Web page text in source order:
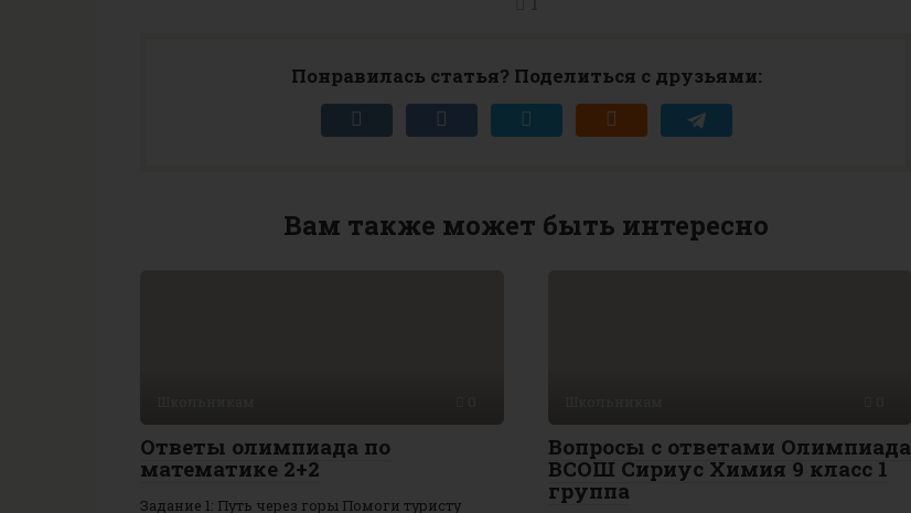
Понравилась статья? Поделиться с друзьями:
Вам также может быть интересно
Ответы олимпиада по
математике 2+2
Задание 1: Путь через горы Помоги туристу
Вопросы с ответами Олимпиада
ВСОШ Сириус Химия 9 класс 1
группа